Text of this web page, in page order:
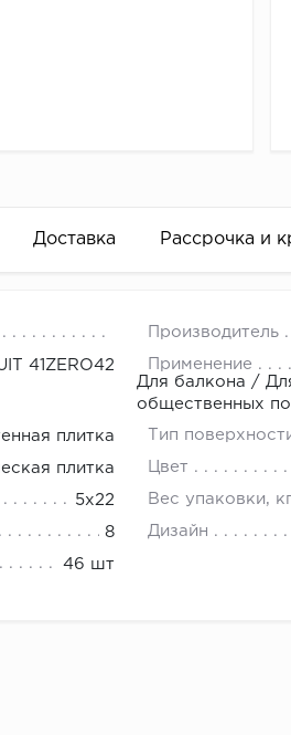
Доставка Рассрочка и
Производитель
41ZERO42
Применение
Для балкона /
общественных
плитка Тип
плитка Цвет
5x22 Вес упаковки,
8 Дизайн
46 шт